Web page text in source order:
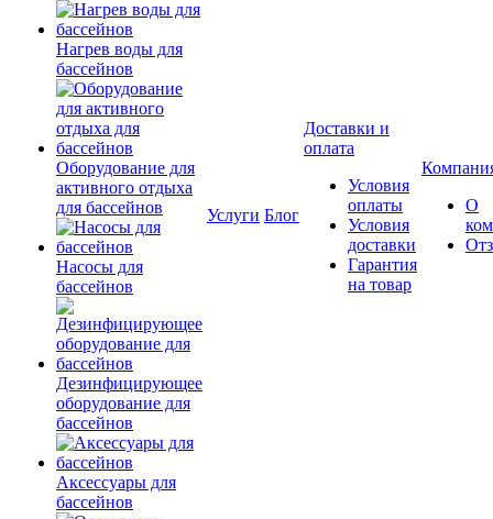
Нагрев воды для
бассейнов
Оборудование для
активного отдыха
для бассейнов
Насосы для
бассейнов
Дезинфицирующее
оборудование для
бассейнов
Аксессуары для
бассейнов
Услуги Блог
Доставки и
оплата
Условия
оплаты
Условия
доставки
Гарантия
на товар
О